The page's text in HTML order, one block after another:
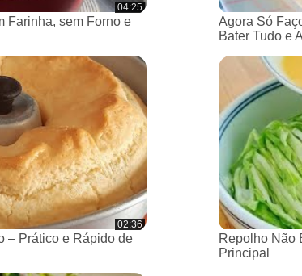
04:25
Farinha, sem Forno e
Agora Só
Bater Tudo e
02:36
– Prático e Rápido de
Repolho Não
Principal